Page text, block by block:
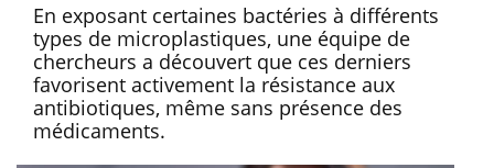
En exposant certaines bactéries à différents
types de microplastiques, une équipe de
chercheurs a découvert que ces derniers
favorisent activement la résistance aux
antibiotiques, même sans présence des
médicaments.